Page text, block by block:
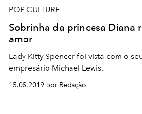
POP CULTURE
Sobrinha da princesa Diana
amor
Lady Kitty Spencer foi vista com o
empresário Michael Lewis.
15.05.2019 por Redação